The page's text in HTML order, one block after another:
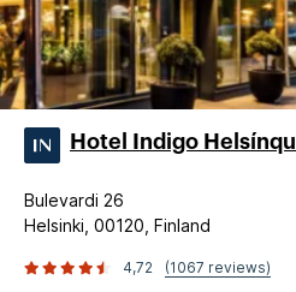
Hotel Indigo
Bulevardi 26
Helsinki, 00120, Finland
4,72 (1067 reviews)